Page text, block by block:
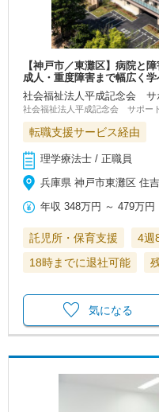
【神戸市／東灘区】病院と
成人・重度障害まで幅広く
社会福祉法人平成記念会 サ
社会福祉法人平成記念会 サポー
転職支援サービス経由
理学療法士 / 正職員
兵庫県 神戸市東灘区 住
年収 348万円 ～479万円
託児所・保育支援 4週
18時までに退社可能
気になる